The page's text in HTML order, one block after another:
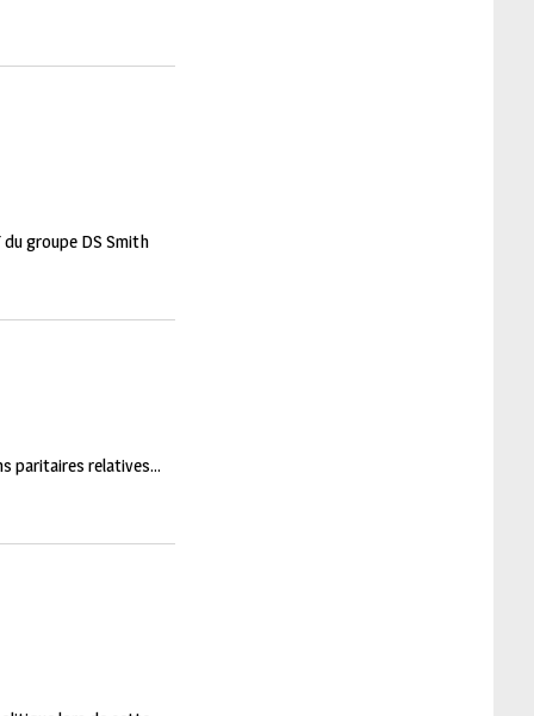
du groupe DS Smith
paritaires relatives...